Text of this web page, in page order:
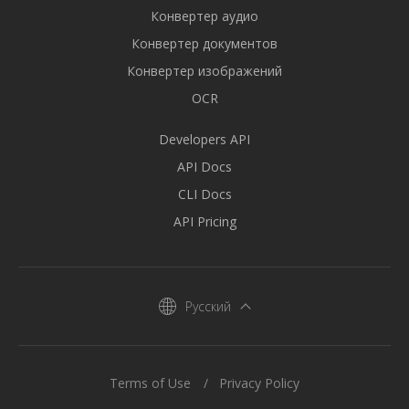
Конвертер аудио
Конвертер документов
Конвертер изображений
OCR
Developers API
API Docs
CLI Docs
API Pricing
Русский
Terms of Use Privacy Policy